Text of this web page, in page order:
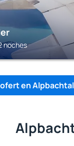
noches
en Alpbachtal